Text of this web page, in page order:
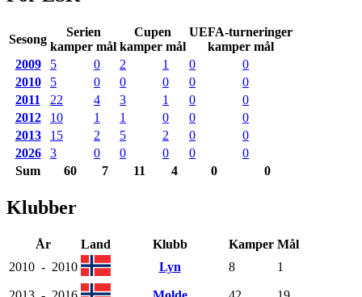
Sesong
Serien
kamper mål
Cupen
kamper mål
UEFA-turneringer
kamper mål
2009
5 0 2 1 0
0
2010
5 0 0 0 0
0
2011
22 4 3 1 0
0
2012
10 1 1 0 0
0
2013
15 2 5 2 0
0
2026
3 0 0 0 0
0
Sum
60 7 11 4 0 0
Klubber
År Land Klubb Kamper Mål
2010 - 2010 Lyn 8 1